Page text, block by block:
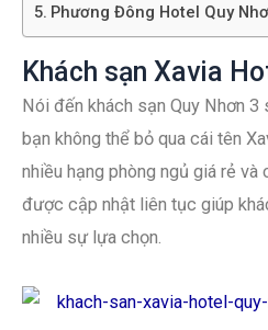
Phương Đông Hotel Quy
Khách sạn Xavia
Nói đến khách sạn Quy Nhơn
bạn không thể bỏ qua cái tên
nhiều hạng phòng ngủ giá rẻ và
được cập nhật liên tục giúp
nhiều sự lựa chọn.